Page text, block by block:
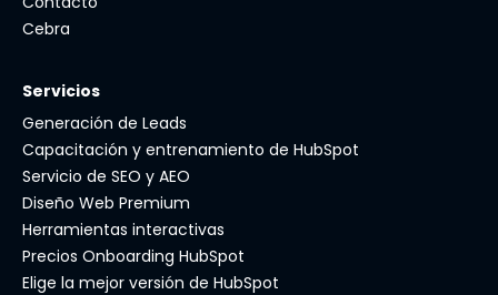
Cebra
Servicios
Generación de Leads
Capacitación y entrenamiento de HubSpot
Servicio de SEO y AEO
Diseño Web Premium
Herramientas interactivas
Precios Onboarding HubSpot
Elige la mejor versión de HubSpot